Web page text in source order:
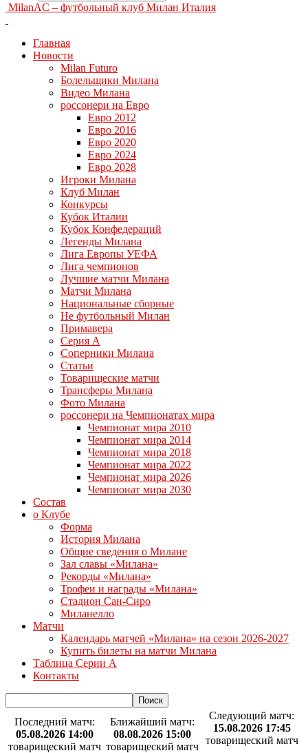
MilanAC – футбольный клуб Милан Италия
Главная
Новости
Milan Futuro
Болельщики Милана
Видео Милана
россонери на Евро
Евро 2012
Евро 2016
Евро 2020
Евро 2024
Евро 2028
Игроки Милана
Клуб Милан
Конкурсы
Кубок Италии
Кубок Конфедераций
Легенды Милана
Лига Европы УЕФА
Лига чемпионов
Лучшие матчи Милана
Матчи Милана
Национальные сборные
Не футбольный Милан
Примавера
Серия А
Соперники Милана
Статьи
Товарищеские матчи
Трансферы Милана
Фото Милана
россонери на Чемпионатах мира
Чемпионат мира 2010
Чемпионат мира 2014
Чемпионат мира 2018
Чемпионат мира 2022
Чемпионат мира 2026
Чемпионат мира 2030
Состав
о Клубе
Форма
История Милана
Общие сведения о Милане
Зал славы «Милана»
Рекорды «Милана»
Трофеи и награды «Милана»
Стадион Сан-Сиро
Миланелло
Матчи
Календарь матчей «Милана» на сезон 2026-2027
Купить билеты на матчи Милана
Таблица Серии А
Контакты
Последний матч:
05.08.2026 14:00
товарищеский матч
Ближайший матч:
08.08.2026 15:00
товарищеский матч
Следующий матч:
15.08.2026 17:45
товарищеский матч